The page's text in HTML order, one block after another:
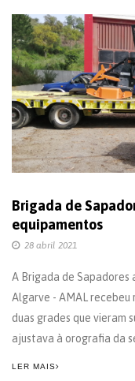
Brigada de
equipamentos
28 abril 2021
A Brigada de Sapadores
Algarve - AMAL recebeu
duas grades que vieram
ajustava à orografia da
LER MAIS